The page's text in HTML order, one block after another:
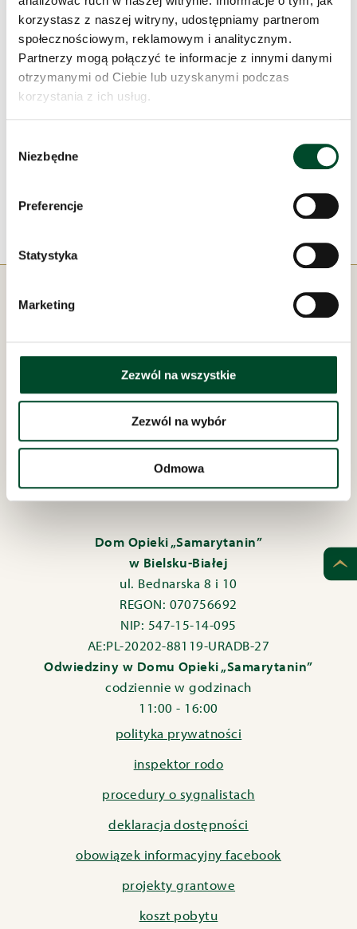
korzystasz z naszej witryny, udostępniamy partnerom
społecznościowym, reklamowym i analitycznym.
Partnerzy mogą połączyć te informacje z innymi danymi
otrzymanymi od Ciebie lub uzyskanymi podczas
korzystania z ich usług.
zgody
Niezbędne
Preferencje
Statystyka
Marketing
Zezwól na wszystkie
Zezwól na wybór
Odmowa
Prowadząca zajęcia pani Kornelia zaprezentowała
naszym podopiecznym także inne publikacje z serii
„Mosty” wydawane przez Fundację Powszechnego
Czytania w ramach projektu „Książki bez Granic”. Seria
powstała z myślą o osobach, które z różnych powodów
znajomość języka polskiego. Wyróżniają ją duża
Pod zarządem:
Dom Opieki „Samarytanin”
w Bielsku-Białej
ul. Bednarska 8 i 10
REGON: 070756692
NIP: 547-15-14-095
AE:PL-20202-88119-URADB-27
Odwiedziny w Domu Opieki „Samarytanin”
codziennie w godzinach
11:00 - 16:00
polityka prywatności
inspektor rodo
procedury o sygnalistach
deklaracja dostępności
obowiązek informacyjny facebook
projekty grantowe
koszt pobytu